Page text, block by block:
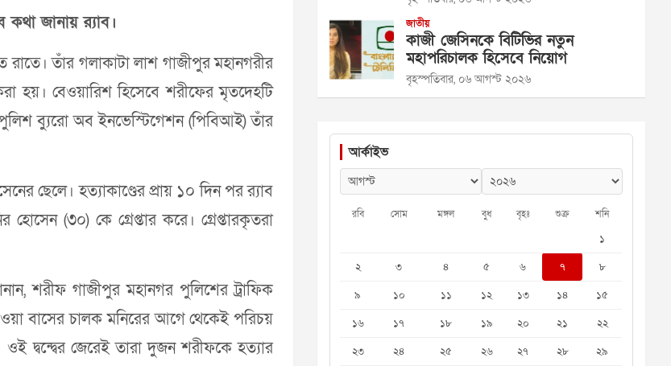
জানায় র‍্যাব।
তাঁর গলাকাটা লাশ গাজীপুর মহানগরীর
হয়। বেওয়ারিশ হিসেবে শরীফের মৃতদেহটি
পুলিশ ব্যুরো অব ইনভেস্টিগেশন (পিবিআই) তাঁর
ছেলে। হত্যাকাণ্ডের প্রায় ১০ দিন পর র‍্যাব
(৩০) কে গ্রেপ্তার করে। গ্রেপ্তারকৃতরা
শরীফ গাজীপুর মহানগর পুলিশের ট্রাফিক
বাসের চালক মনিরের আগে থেকেই পরিচয়
দ্বন্দ্বের জেরেই তারা দুজন শরীফকে হত্যার
জাতীয়
কাজী জেসিনকে বিটিভির নতুন
মহাপরিচালক হিসেবে নিয়োগ
বৃহস্পতিবার, ০৬ আগস্ট ২০২৬
আর্কাইভ
রবি সোম মঙ্গল বুধ বৃহঃ শুক্র শনি
১
২
৩ ৪ ৫ ৬ ৭
৮
৯
১০ ১১ ১২ ১৩ ১৪
১৫
১৬
১৭ ১৮ ১৯ ২০ ২১
২২
২৩
২৪ ২৫ ২৬ ২৭ ২৮
২৯